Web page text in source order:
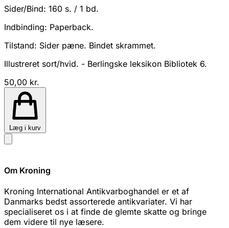
Sider/Bind: 160 s. / 1 bd.
Indbinding: Paperback.
Tilstand: Sider pæne. Bindet skrammet.
Illustreret sort/hvid. - Berlingske leksikon Bibliotek 6.
50,00 kr.
Læg i kurv
Om Kroning
Kroning International Antikvarboghandel er et af
Danmarks bedst assorterede antikvariater. Vi har
specialiseret os i at finde de glemte skatte og bringe
dem videre til nye læsere.